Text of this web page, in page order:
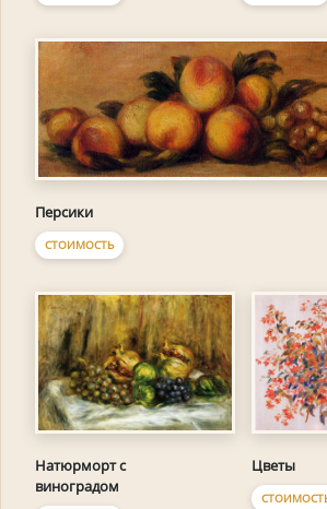
Персики
СТОИМОСТЬ
Натюрморт с
виноградом
Цветы